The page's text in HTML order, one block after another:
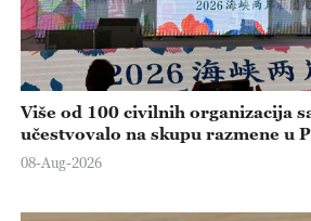
Više od 100 civilnih organizacija
učestvovalo na skupu razmene u
08-Aug-2026